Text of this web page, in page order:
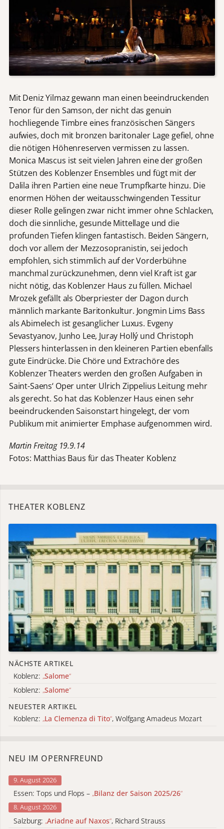
Mit Deniz Yilmaz gewann man einen beeindruckenden
Tenor für den Samson, der nicht das genuin
hochliegende Timbre eines französischen Sängers
aufwies, doch mit bronzen baritonaler Lage gefiel, ohne
die nötigen Höhenreserven vermissen zu lassen.
Monica Mascus ist seit vielen Jahren eine der großen
Stützen des Koblenzer Ensembles und fügt mit der
Dalila ihren Partien eine neue Trumpfkarte hinzu. Die
enormen Höhen der weitausschwingenden Tessitur
dieser Rolle gelingen zwar nicht immer ohne Schlacken,
doch die sinnliche, gesunde Mittellage und die
profunden Tiefen klingen fantastisch. Beiden Sängern,
doch vor allem der Mezzosopranistin, sei jedoch
empfohlen, sich stimmlich auf der Vorderbühne
manchmal zurückzunehmen, denn viel Kraft ist gar
nicht nötig, das Koblenzer Haus zu füllen. Michael
Mrozek gefällt als Oberpriester der Dagon durch
männlich markante Baritonkultur. Jongmin Lims Bass
als Abimelech ist gesanglicher Luxus. Evgeny
Sevastyanov, Junho Lee, Juray Hollý und Christoph
Plessers hinterlassen in den kleineren Partien ebenfalls
gute Eindrücke. Die Chöre und Extrachöre des
Koblenzer Theaters werden den großen Aufgaben in
Saint-Saens‘ Oper unter Ulrich Zippelius Leitung mehr
als gerecht. So hat das Koblenzer Haus einen sehr
beeindruckenden Saisonstart hingelegt, der vom
Publikum mit animierter Emphase aufgenommen wird.
Martin Freitag 19.9.14
Fotos: Matthias Baus für das Theater Koblenz
THEATER KOBLENZ
NÄCHSTE ARTIKEL
Koblenz: „Salome“
Koblenz: „Salome“
NEUESTER ARTIKEL
Koblenz: „La Clemenza di Tito“, Wolfgang Amadeus Mozart
NEU IM OPERNFREUND
9. August 2026
Essen: Tops und Flops – „Bilanz der Saison 2025/26“
8. August 2026
Salzburg: „Ariadne auf Naxos“, Richard Strauss